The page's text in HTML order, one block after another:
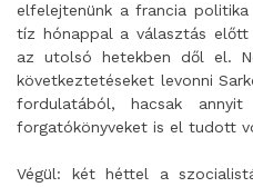
elfelejtenünk a francia politika
tíz hónappal a választás
az utolsó hetekben dől el.
következtetéseket levonni
fordulatából, hacsak annyit
forgatókönyveket is el tudott
Végül: két héttel a